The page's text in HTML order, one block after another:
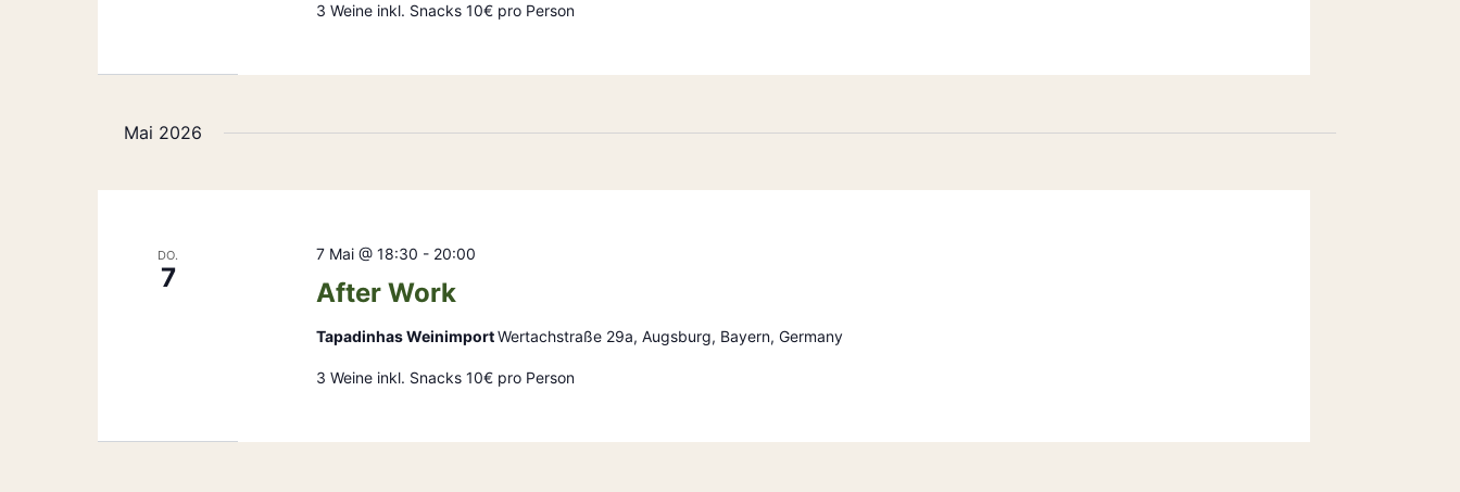
3 Weine inkl. Snacks 10€ pro Person
Mai 2026
DO.
7 After Work
7 Mai @ 18:30 - 20:00
Tapadinhas WeinimportWertachstraße 29a, Augsburg, Bayern, Germany
3 Weine inkl. Snacks 10€ pro Person